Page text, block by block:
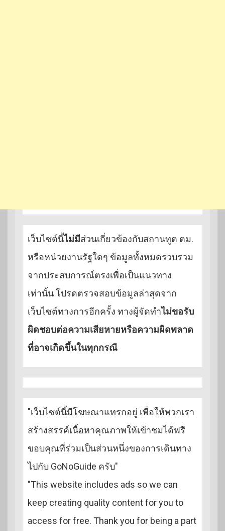
เว็บไซต์นี้ไม่มีส่วนเกี่ยวข้องกับสถานทูต ตม.
หรือหน่วยงานรัฐใดๆ ข้อมูลทั้งหมดรวบรวม
จากประสบการณ์ตรงเพื่อเป็นแนวทาง
เท่านั้น โปรดตรวจสอบข้อมูลล่าสุดจาก
เว็บไซต์ทางการอีกครั้ง ทางผู้จัดทำไม่ขอรับ
ผิดชอบต่อความเสียหายหรือความผิดพลาด
ที่อาจเกิดขึ้นในทุกกรณี
"เว็บไซต์นี้มีโฆษณาแทรกอยู่ เพื่อให้พวกเรา
สร้างสรรค์เนื้อหาคุณภาพให้เข้าชมได้ฟรี
ขอบคุณที่ร่วมเป็นส่วนหนึ่งของการเดินทาง
ไปกับ GoNoGuide ครับ"
"This website includes ads so we can
keep creating quality content for you to
access for free. Thank you for being a part